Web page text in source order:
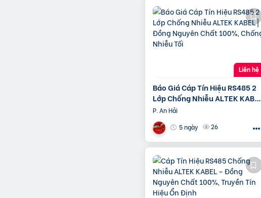
Báo Giá Cáp Tín Hiệu RS485 2
Lớp Chống Nhiễu ALTEK KABEL
| Đồng Nguyên Chất 100%,
Chống Nhiễu Tối
P. An Hải
5 ngày
26
Liên hệ